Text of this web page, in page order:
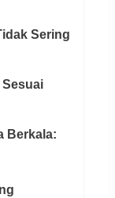
Sering
Berkala: